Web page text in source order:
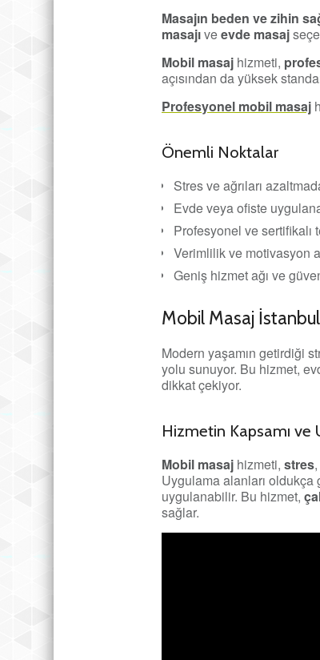
Masajın beden ve zihin
masajıveevde masaj
Mobil masaj hizmeti,
açısından da yüksek
Profesyonel mobil masaj
Önemli Noktalar
Stres ve ağrıları
Evde veya ofiste
Profesyonel ve sertifikalı
Verimlilik ve motivasyon
Geniş hizmet ağı ve
Mobil Masaj İstanbul
Modern yaşamın getirdiği
yolu sunuyor. Bu hizmet,
dikkat çekiyor.
Hizmetin Kapsamı ve
Mobil masaj hizmeti, stres,
Uygulama alanları oldukça
uygulanabilir. Bu hizmet,
sağlar.